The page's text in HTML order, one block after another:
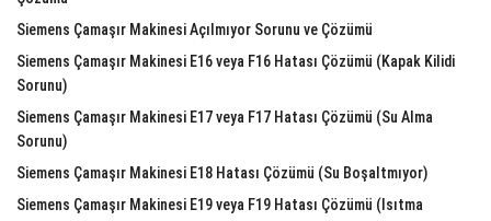
Siemens Çamaşır Makinesi Açılmıyor Sorunu ve Çözümü
Siemens Çamaşır Makinesi E16 veya F16 Hatası Çözümü (Kapak Kilidi
Sorunu)
Siemens Çamaşır Makinesi E17 veya F17 Hatası Çözümü (Su Alma
Sorunu)
Siemens Çamaşır Makinesi E18 Hatası Çözümü (Su Boşaltmıyor)
Siemens Çamaşır Makinesi E19 veya F19 Hatası Çözümü (Isıtma